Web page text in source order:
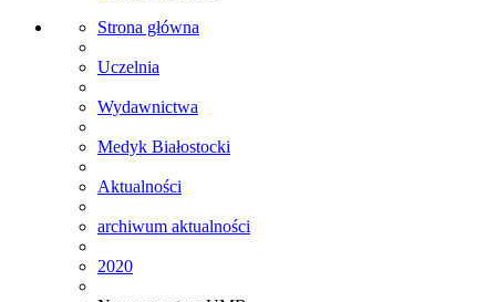
Strona główna
Uczelnia
Wydawnictwa
Medyk Białostocki
Aktualności
archiwum aktualności
2020